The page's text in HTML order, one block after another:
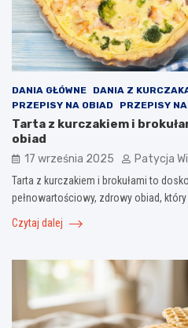
DANIA GŁÓWNE DANIA Z
PRZEPISY NA OBIAD
PRZEPISY
Tarta z kurczakiem i
obiad
17 września 2025 Patycja
Tarta z kurczakiem i brokułami to
pełnowartościowy, zdrowy obiad, który
Czytaj dalej